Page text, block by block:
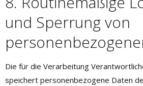
und Sperrung von
Die für die Verarbeitung
speichert personenbezogene Daten